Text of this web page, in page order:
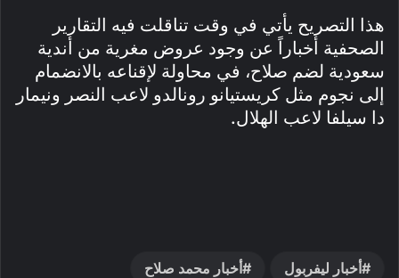
هذا التصريح يأتي في وقت تناقلت فيه التقارير
الصحفية أخباراً عن وجود عروض مغرية من أندية
سعودية لضم صلاح، في محاولة لإقناعه بالانضمام
إلى نجوم مثل كريستيانو رونالدو لاعب النصر ونيمار
دا سيلفا لاعب الهلال.
أخبار ليفربول أخبار محمد صلاح